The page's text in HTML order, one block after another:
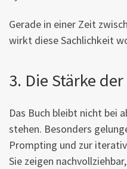
Gerade in einer Zeit
wirkt diese Sachlichkeit
3. Die Stärke
Das Buch bleibt nicht bei
stehen. Besonders
Prompting und zur
Sie zeigen